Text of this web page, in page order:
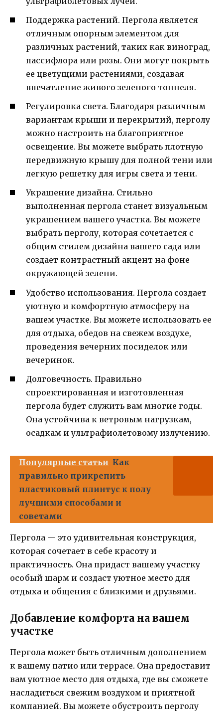
Поддержка растений. Пергола является
отличным опорным элементом для
различных растений, таких как виноград,
пассифлора или розы. Они могут покрыть
ее цветущими растениями, создавая
впечатление живого зеленого тоннеля.
Регулировка света. Благодаря различным
вариантам крыши и перекрытий, перголу
можно настроить на благоприятное
освещение. Вы можете выбрать плотную
передвижную крышу для полной тени или
легкую решетку для игры света и тени.
Украшение дизайна. Стильно
выполненная пергола станет визуальным
украшением вашего участка. Вы можете
выбрать перголу, которая сочетается с
общим стилем дизайна вашего сада или
создает контрастный акцент на фоне
окружающей зелени.
Удобство использования. Пергола создает
уютную и комфортную атмосферу на
вашем участке. Вы можете использовать ее
для отдыха, обедов на свежем воздухе,
проведения вечерних посиделок или
вечеринок.
Долговечность. Правильно
спроектированная и изготовленная
пергола будет служить вам многие годы.
Она устойчива к ветровым нагрузкам,
осадкам и ультрафиолетовому излучению.
Популярные статьи Как
правильно прикрепить
пластиковый плинтус к полу
лучшими способами и
советами
Пергола — это удивительная конструкция,
которая сочетает в себе красоту и
практичность. Она придаст вашему участку
особый шарм и создаст уютное место для
отдыха и общения с близкими и друзьями.
Добавление комфорта на вашем
участке
Пергола может быть отличным дополнением
к вашему патио или террасе. Она предоставит
вам уютное место для отдыха, где вы сможете
насладиться свежим воздухом и приятной
компанией. Вы можете обустроить перголу